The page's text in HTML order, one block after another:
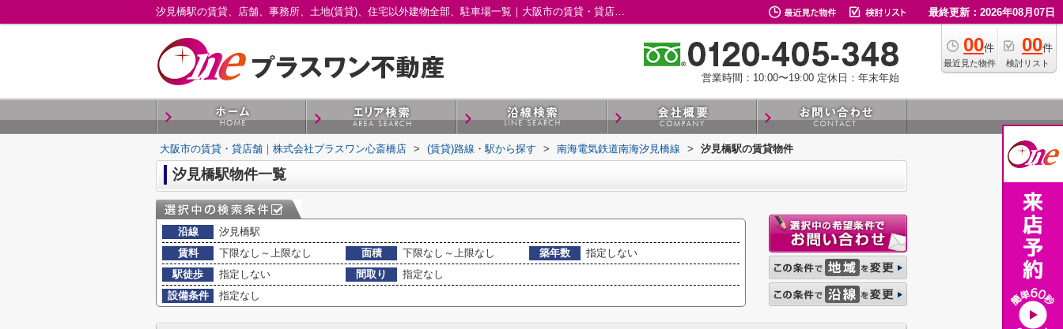
汐見橋駅の賃貸、店舗、事務所、土地(賃貸)、住宅以外建物全部、駐車場一覧｜大阪市の賃貸・貸店舗｜株式会社プラスワン心斎橋店 最終更新：2026年08月07日
00件
最近見た物件
00件
検討リスト
営業時間：10:00〜19:00 定休日：年末年始
大阪市の賃貸・貸店舗｜株式会社プラスワン心斎橋店 > (賃貸)路線・駅から探す > 南海電気鉄道南海汐見橋線 > 汐見橋駅の賃貸物件
汐見橋駅物件一覧
沿線
汐見橋駅
賃料
下限なし～上限なし 面積 下限なし～上限なし 築年数
指定しない
駅徒歩
指定しない 間取り
指定なし
設備条件
指定なし